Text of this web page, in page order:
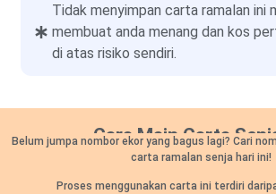
Tidak menyimpan carta ramalan ini
membuat anda menang dan kos
di atas risiko sendiri.
Cara Main Carta
Belum jumpa nombor ekor yang bagus lagi? Cari
carta ramalan senja hari ini!
Proses menggunakan carta ini terdiri